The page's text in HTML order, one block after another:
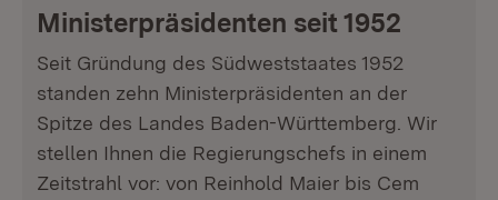
Ministerpräsidenten seit 1952
Seit Gründung des Südweststaates 1952
standen zehn Ministerpräsidenten an der
Spitze des Landes Baden-Württemberg. Wir
stellen Ihnen die Regierungschefs in einem
Zeitstrahl vor: von Reinhold Maier bis Cem